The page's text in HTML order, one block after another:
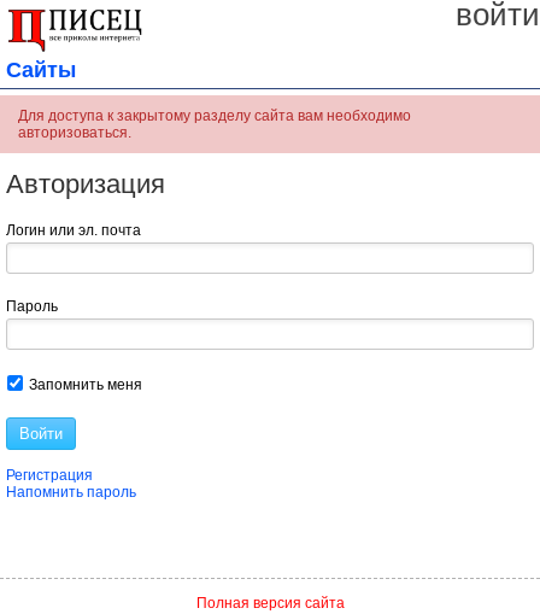
войти
Сайты
Для доступа к закрытому разделу сайта вам необходимо
авторизоваться.
Авторизация
Логин или эл. почта
Пароль
Запомнить меня
Войти
Регистрация
Напомнить пароль
Полная версия сайта